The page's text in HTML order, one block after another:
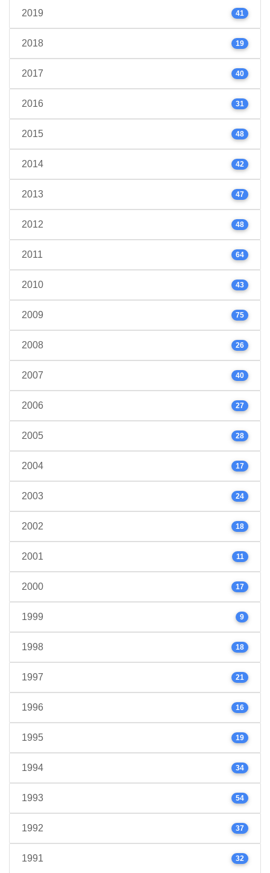
2019 41
2018 19
2017 40
2016 31
2015 48
2014 42
2013 47
2012 48
2011 64
2010 43
2009 75
2008 26
2007 40
2006 27
2005 28
2004 17
2003 24
2002 18
2001 11
2000 17
1999 9
1998 18
1997 21
1996 16
1995 19
1994 34
1993 54
1992 37
1991 32